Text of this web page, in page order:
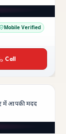
Mobile Verified
Call
में आपकी मदद